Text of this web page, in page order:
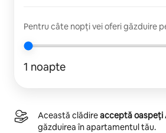
Pentru câte nopți vei oferi găzduire
1 noapte
Această clădireacceptă oaspeți
găzduirea în apartamentul tău.